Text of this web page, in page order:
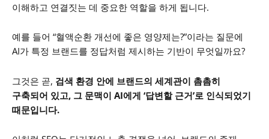
이해하고 연결짓는 데 중요한 역할을 하게 됩니다.
예를 들어 “혈액순환 개선에 좋은 영양제는?”이라는 질문에
AI가 특정 브랜드를 정답처럼 제시하는 기반이 무엇일까요?
그것은 곧, 검색 환경 안에 브랜드의 세계관이 촘촘히
구축되어 있고, 그 문맥이 AI에게 ‘답변할 근거’로 인식되었기
때문입니다.